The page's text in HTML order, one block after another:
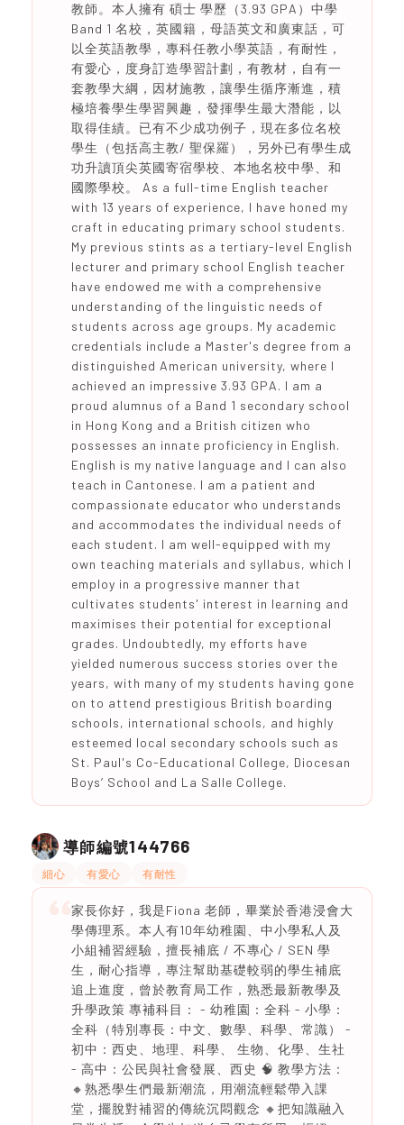
教師。本人擁有 碩士 學歷（3.93 GPA）中學
Band 1 名校，英國籍，母語英文和廣東話，可
以全英語教學，專科任教小學英語，有耐性，
有愛心，度身訂造學習計劃，有教材，自有一
套教學大綱，因材施教，讓學生循序漸進，積
極培養學生學習興趣，發揮學生最大潛能，以
取得佳績。已有不少成功例子，現在多位名校
學生（包括高主教/ 聖保羅），另外已有學生成
功升讀頂尖英國寄宿學校、本地名校中學、和
國際學校。 As a full-time English teacher
with 13 years of experience, I have honed my
craft in educating primary school students.
My previous stints as a tertiary-level English
lecturer and primary school English teacher
have endowed me with a comprehensive
understanding of the linguistic needs of
students across age groups. My academic
credentials include a Master's degree from a
distinguished American university, where I
achieved an impressive 3.93 GPA. I am a
proud alumnus of a Band 1 secondary school
in Hong Kong and a British citizen who
possesses an innate proficiency in English.
English is my native language and I can also
teach in Cantonese. I am a patient and
compassionate educator who understands
and accommodates the individual needs of
each student. I am well-equipped with my
own teaching materials and syllabus, which I
employ in a progressive manner that
cultivates students' interest in learning and
maximises their potential for exceptional
grades. Undoubtedly, my efforts have
yielded numerous success stories over the
years, with many of my students having gone
on to attend prestigious British boarding
schools, international schools, and highly
esteemed local secondary schools such as
St. Paul's Co-Educational College, Diocesan
Boys’ School and La Salle College.
導師編號144766
細心 有愛心 有耐性
家長你好，我是Fiona 老師，畢業於香港浸會大
學傳理系。本人有10年幼稚園、中小學私人及
小組補習經驗，擅長補底 / 不專心 / SEN 學
生，耐心指導，專注幫助基礎較弱的學生補底
追上進度，曾於教育局工作，熟悉最新教學及
升學政策 專補科目： - 幼稚園：全科 - 小學：
全科（特別專長：中文、數學、科學、常識） -
初中：西史、地理、科學、 生物、化學、生社
- 高中：公民與社會發展、西史 🧠 教學方法：
🔸熟悉學生們最新潮流，用潮流輕鬆帶入課
堂，擺脫對補習的傳統沉悶觀念 🔸把知識融入